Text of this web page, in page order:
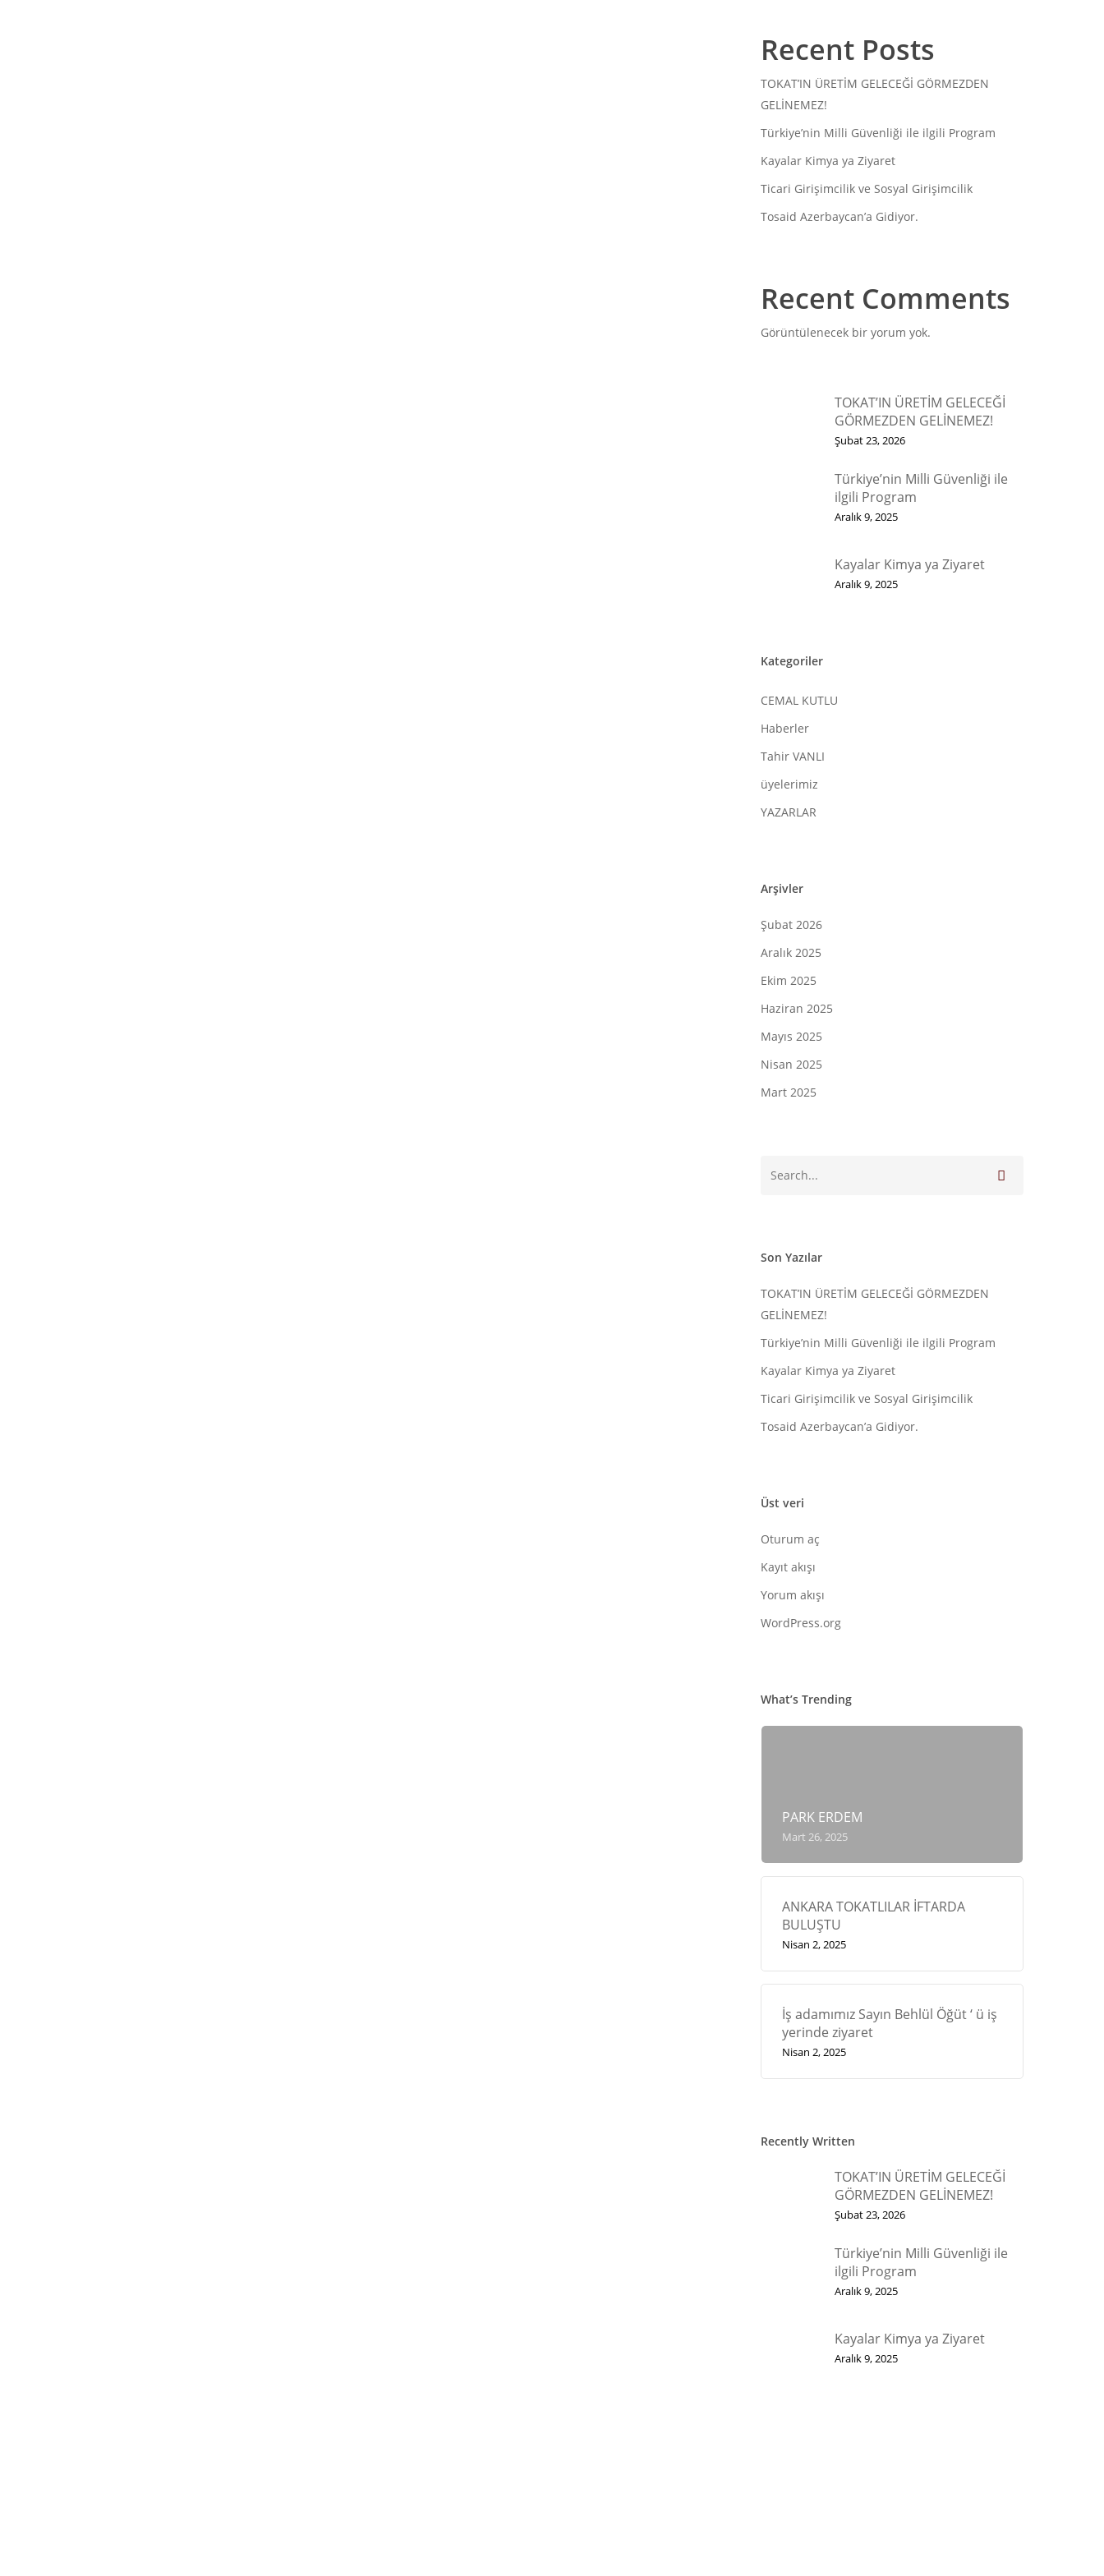
Recent Posts
TOKAT’IN ÜRETİM GELECEĞİ GÖRMEZDEN
GELİNEMEZ!
Türkiye’nin Milli Güvenliği ile ilgili Program
Kayalar Kimya ya Ziyaret
Ticari Girişimcilik ve Sosyal Girişimcilik
Tosaid Azerbaycan’a Gidiyor.
Recent Comments
Görüntülenecek bir yorum yok.
TOKAT’IN ÜRETİM GELECEĞİ
GÖRMEZDEN GELİNEMEZ!
Şubat 23, 2026
Türkiye’nin Milli Güvenliği ile
ilgili Program
Aralık 9, 2025
Kayalar Kimya ya Ziyaret
Aralık 9, 2025
Kategoriler
CEMAL KUTLU
Haberler
Tahir VANLI
üyelerimiz
YAZARLAR
Arşivler
Şubat 2026
Aralık 2025
Ekim 2025
Haziran 2025
Mayıs 2025
Nisan 2025
Mart 2025
Son Yazılar
TOKAT’IN ÜRETİM GELECEĞİ GÖRMEZDEN
GELİNEMEZ!
Türkiye’nin Milli Güvenliği ile ilgili Program
Kayalar Kimya ya Ziyaret
Ticari Girişimcilik ve Sosyal Girişimcilik
Tosaid Azerbaycan’a Gidiyor.
Üst veri
Oturum aç
Kayıt akışı
Yorum akışı
WordPress.org
What’s Trending
PARK ERDEM
Mart 26, 2025
ANKARA TOKATLILAR İFTARDA
BULUŞTU
Nisan 2, 2025
İş adamımız Sayın Behlül Öğüt ‘ ü iş
yerinde ziyaret
Nisan 2, 2025
Recently Written
TOKAT’IN ÜRETİM GELECEĞİ
GÖRMEZDEN GELİNEMEZ!
Şubat 23, 2026
Türkiye’nin Milli Güvenliği ile
ilgili Program
Aralık 9, 2025
Kayalar Kimya ya Ziyaret
Aralık 9, 2025